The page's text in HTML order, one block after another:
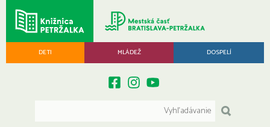
DETI MLÁDEŽ DOSPELÍ